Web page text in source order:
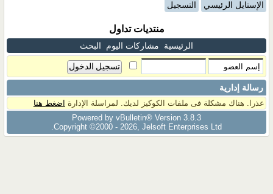
الإستايل الرئيسي التسجيل
منتديات تداول
الرئيسية مشاركات اليوم البحث
رسالة إدارية
عذرا. هناك مشكلة فى ملفات الكوكيز لديك. لمراسلة الإدارة اضغط هنا
Powered by vBulletin® Version 3.8.3
Copyright ©2000 - 2026, Jelsoft Enterprises Ltd.